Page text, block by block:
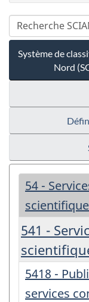
Système de
Nord
54 -
541 -
5418 -
services